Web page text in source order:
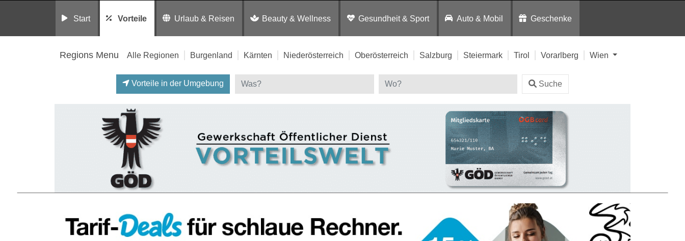
Start Vorteile Urlaub & Reisen Beauty & Wellness Gesundheit & Sport Auto & Mobil Geschenke
Regions Menu Alle Regionen Burgenland Kärnten Niederösterreich Oberösterreich Salzburg Steiermark Tirol Vorarlberg Wien
Vorteile in der Umgebung Suche